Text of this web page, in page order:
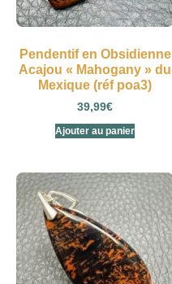
Pendentif en Obsidienne
Acajou « Mahogany » du
Mexique (réf poa3)
39,99€
Ajouter au panier